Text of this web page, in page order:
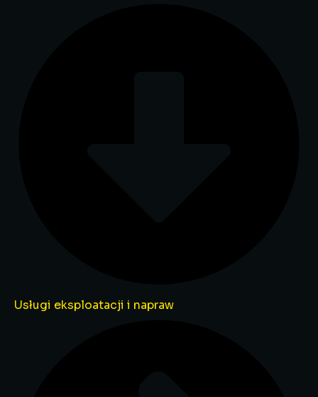
Usługi eksploatacji i napraw